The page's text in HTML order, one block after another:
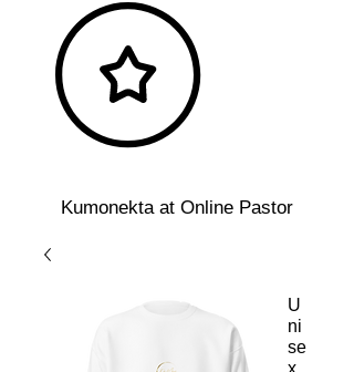
Kumonekta at Online Pastor
U
ni
se
x